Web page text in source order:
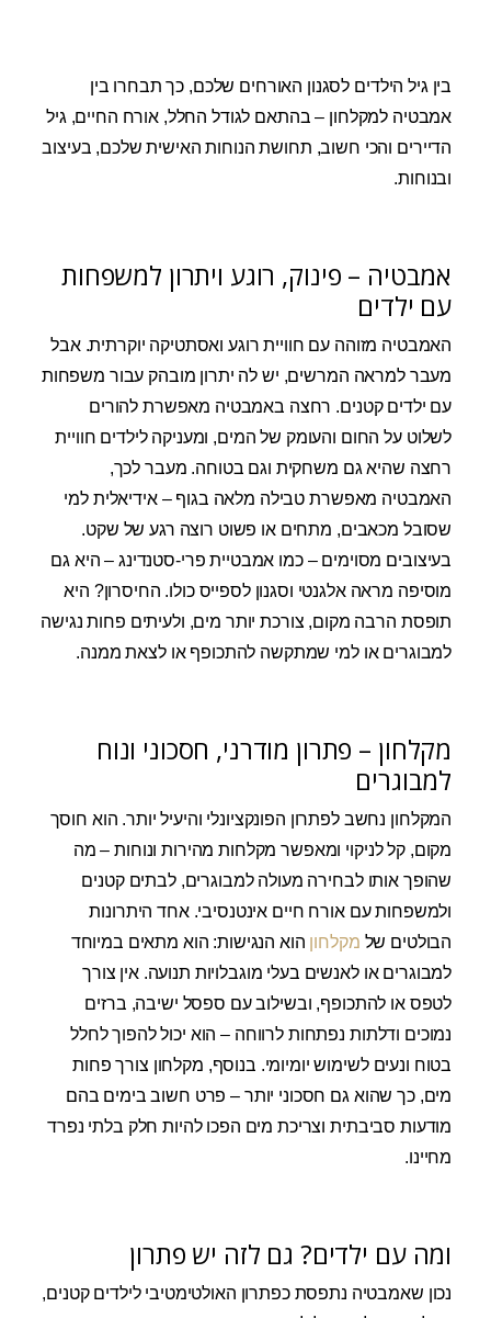
בין גיל הילדים לסגנון האורחים שלכם, כך תבחרו בין
אמבטיה למקלחון – בהתאם לגודל החלל, אורח החיים, גיל
הדיירים והכי חשוב, תחושת הנוחות האישית שלכם, בעיצוב
ובנוחות.
אמבטיה – פינוק, רוגע ויתרון למשפחות
עם ילדים
האמבטיה מזוהה עם חוויית רוגע ואסתטיקה יוקרתית. אבל
מעבר למראה המרשים, יש לה יתרון מובהק עבור משפחות
עם ילדים קטנים. רחצה באמבטיה מאפשרת להורים
לשלוט על החום והעומק של המים, ומעניקה לילדים חוויית
רחצה שהיא גם משחקית וגם בטוחה. מעבר לכך,
האמבטיה מאפשרת טבילה מלאה בגוף – אידיאלית למי
שסובל מכאבים, מתחים או פשוט רוצה רגע של שקט.
בעיצובים מסוימים – כמו אמבטיית פרי-סטנדינג – היא גם
מוסיפה מראה אלגנטי וסגנון לספייס כולו. החיסרון? היא
תופסת הרבה מקום, צורכת יותר מים, ולעיתים פחות נגישה
למבוגרים או למי שמתקשה להתכופף או לצאת ממנה.
מקלחון – פתרון מודרני, חסכוני ונוח
למבוגרים
המקלחון נחשב לפתרון הפונקציונלי והיעיל יותר. הוא חוסך
מקום, קל לניקוי ומאפשר מקלחות מהירות ונוחות – מה
שהופך אותו לבחירה מעולה למבוגרים, לבתים קטנים
ולמשפחות עם אורח חיים אינטנסיבי. אחד היתרונות
הבולטים של מקלחון הוא הנגישות: הוא מתאים במיוחד
למבוגרים או לאנשים בעלי מוגבלויות תנועה. אין צורך
לטפס או להתכופף, ובשילוב עם ספסל ישיבה, ברזים
נמוכים ודלתות נפתחות לרווחה – הוא יכול להפוך לחלל
בטוח ונעים לשימוש יומיומי. בנוסף, מקלחון צורך פחות
מים, כך שהוא גם חסכוני יותר – פרט חשוב בימים בהם
מודעות סביבתית וצריכת מים הפכו להיות חלק בלתי נפרד
מחיינו.
ומה עם ילדים? גם לזה יש פתרון
נכון שאמבטיה נתפסת כפתרון האולטימטיבי לילדים קטנים,